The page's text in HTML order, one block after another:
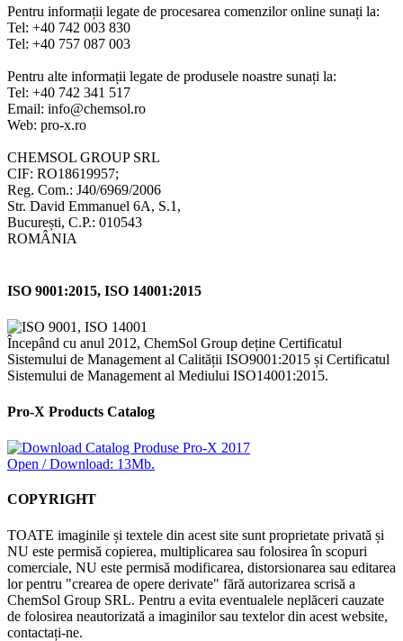
Pentru informații legate de procesarea comenzilor online sunați la:
Tel: +40 742 003 830
Tel: +40 757 087 003
Pentru alte informații legate de produsele noastre sunați la:
Tel: +40 742 341 517
Email: info@chemsol.ro
Web: pro-x.ro
CHEMSOL GROUP SRL
CIF: RO18619957;
Reg. Com.: J40/6969/2006
Str. David Emmanuel 6A, S.1,
București, C.P.: 010543
ROMÂNIA
ISO 9001:2015, ISO 14001:2015
Începând cu anul 2012, ChemSol Group deține Certificatul
Sistemului de Management al Calității ISO9001:2015 și Certificatul
Sistemului de Management al Mediului ISO14001:2015.
Pro-X Products Catalog
Open / Download: 13Mb.
COPYRIGHT
TOATE imaginile și textele din acest site sunt proprietate privată și
NU este permisă copierea, multiplicarea sau folosirea în scopuri
comerciale, NU este permisă modificarea, distorsionarea sau editarea
lor pentru "crearea de opere derivate" fără autorizarea scrisă a
ChemSol Group SRL. Pentru a evita eventualele neplăceri cauzate
de folosirea neautorizată a imaginilor sau textelor din acest website,
contactați-ne.